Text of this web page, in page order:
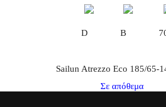
D B
Sailun Atrezzo Eco 185/65-
Σε απόθεμα